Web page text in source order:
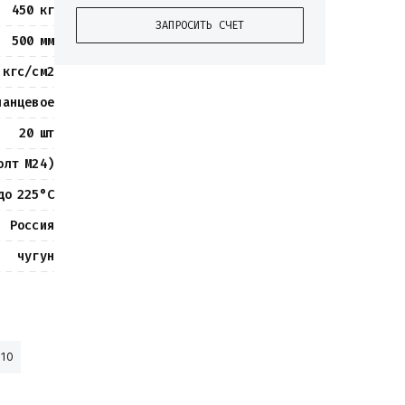
450 кг
500 мм
см2
20 шт
М24)
225°С
Россия
чугун
ЗАПРОСИТЬ СЧЕТ